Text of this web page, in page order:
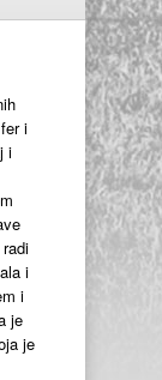
i
i
i
i
je
je